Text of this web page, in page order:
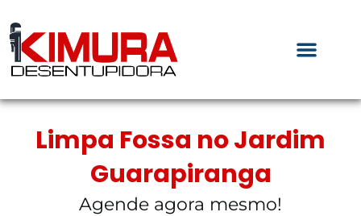
Limpa Fossa no Jardim
Guarapiranga
Agende agora mesmo!